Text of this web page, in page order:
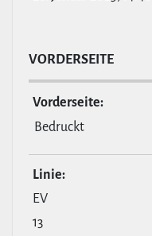
VOR­DER­SEITE
Vor­der­seite:
Bedruckt
Linie:
EV
13